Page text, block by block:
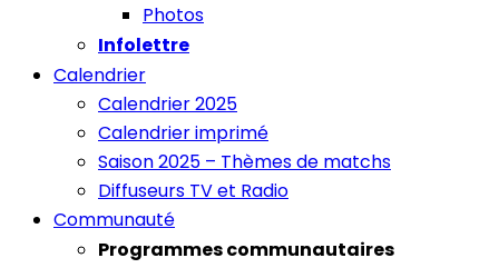
Photos
Infolettre
Calendrier
Calendrier 2025
Calendrier imprimé
Saison 2025 – Thèmes de matchs
Diffuseurs TV et Radio
Communauté
Programmes communautaires